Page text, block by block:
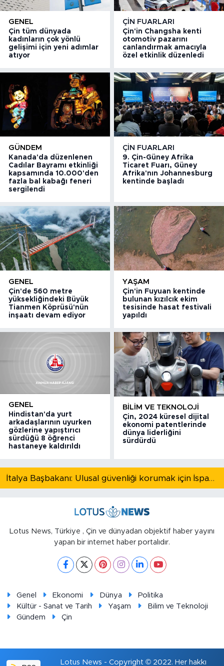
GENEL
Çin tüm dünyada
kadınların çok yönlü
gelişimi için yeni adımlar
atıyor
ÇIN FUARLARI
Çin'in Changsha kenti
otomotiv pazarını
canlandırmak amacıyla
özel etkinlik düzenledi
GÜNDEM
Kanada'da düzenlenen
Cadılar Bayramı etkinliği
kapsamında 10.000'den
fazla bal kabağı feneri
sergilendi
ÇIN FUARLARI
9. Çin-Güney Afrika
Ticaret Fuarı, Güney
Afrika'nın Johannesburg
kentinde başladı
GENEL
Çin'de 560 metre
yüksekliğindeki Büyük
Tianmen Köprüsü'nün
inşaatı devam ediyor
YAŞAM
Çin'in Fuyuan kentinde
bulunan kızılcık ekim
tesisinde hasat festivali
yapıldı
GENEL
Hindistan'da yurt
arkadaşlarının uyurken
gözlerine yapıştırıcı
sürdüğü 8 öğrenci
hastaneye kaldırıldı
BILIM VE TEKNOLOJI
Çin, 2024 küresel dijital
ekonomi patentlerinde
dünya liderliğini
sürdürdü
İtalya Başbakanı: Ulusal güvenliği korumak için İspanya ile Schengen kapsamındaki serbest dolaşımı askıya alıyoruz
Lotus News, Türkiye , Çin ve dünyadan objektif haber yayını
yapan bir internet haber portalıdır.
Genel Ekonomi Dünya
Politika
Kültür - Sanat ve Tarih
Yaşam
Bilim ve Teknoloji
Gündem
Çin
Lotus News - Copyright © 2022. Her hakkı